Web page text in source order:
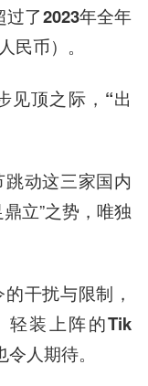
过了2023年全年
民币）。
见顶之际， “出
动这三家国内
立”之势，唯独
干扰与限制，
轻装上阵的Tik
令人期待。